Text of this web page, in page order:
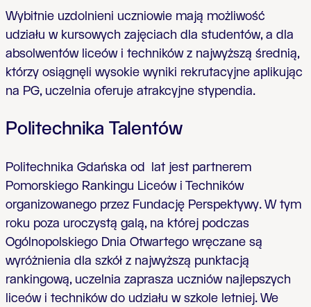
Wybitnie uzdolnieni uczniowie mają możliwość
udziału w kursowych zajęciach dla studentów, a dla
absolwentów liceów i techników z najwyższą średnią,
którzy osiągnęli wysokie wyniki rekrutacyjne aplikując
na PG, uczelnia oferuje atrakcyjne stypendia.
Politechnika Talentów
Politechnika Gdańska od lat jest partnerem
Pomorskiego Rankingu Liceów i Techników
organizowanego przez Fundację Perspektywy. W tym
roku poza uroczystą galą, na której podczas
Ogólnopolskiego Dnia Otwartego wręczane są
wyróżnienia dla szkół z najwyższą punktacją
rankingową, uczelnia zaprasza uczniów najlepszych
liceów i techników do udziału w szkole letniej.We